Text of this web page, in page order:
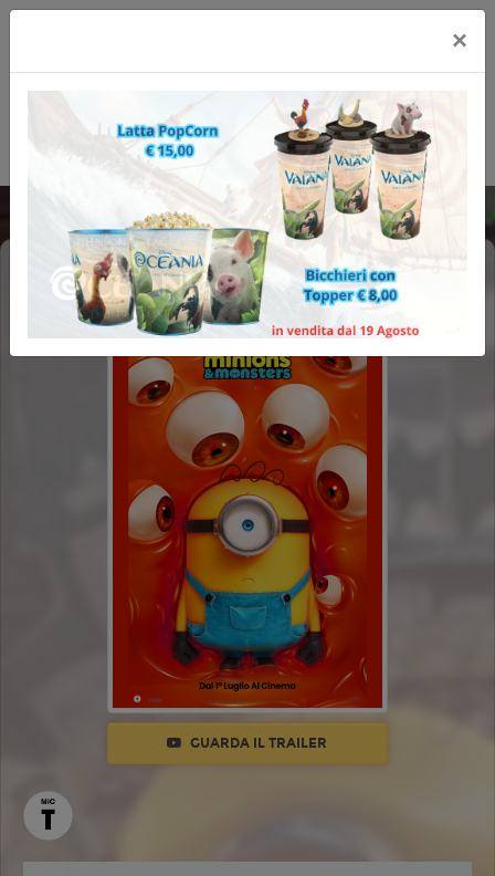
MINIONS & MONSTERS
GUARDA IL TRAILER
×